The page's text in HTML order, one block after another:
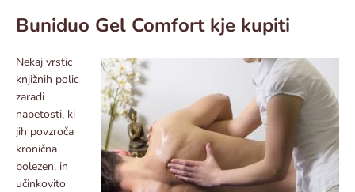
Buniduo Gel Comfort kje kupiti
Nekaj ​​vrstic
knjižnih polic
zaradi
napetosti, ki
jih povzroča
kronična
bolezen, in
učinkovito